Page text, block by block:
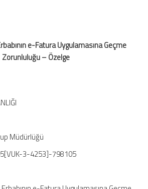
e-Fatura Uygulamasına Geçme
Zorunluluğu – Özelge
Müdürlüğü
3-4253]-798105